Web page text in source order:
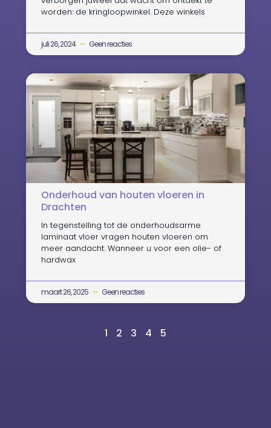
worden: de kringloopwinkel. Deze winkels
juli 26, 2024 Geen reacties
Onderhoud van houten vloeren in
Drachten
In tegenstelling tot de onderhoudsarme
laminaat vloer vragen houten vloeren om
meer aandacht. Wanneer u voor een olie- of
hardwax
maart 26, 2025 Geen reacties
1 2 3 4 5